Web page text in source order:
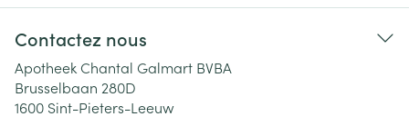
Contactez nous
Apotheek Chantal Galmart BVBA
Brusselbaan 280D
1600 Sint-Pieters-Leeuw